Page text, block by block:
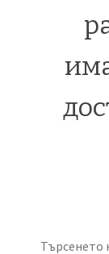
Търсенето